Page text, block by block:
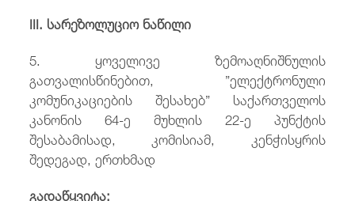
III. სარეზოლუციო ნაწილი
5. ყოველივე ზემოაღნიშნულის
გათვალისწინებით, ”ელექტრონული
კომუნიკაციების შესახებ” საქართველოს
კანონის 64-ე მუხლის 22-ე პუნქტის
შესაბამისად, კომისიამ, კენჭისყრის
შედეგად, ერთხმად
გადაწყვიტა: